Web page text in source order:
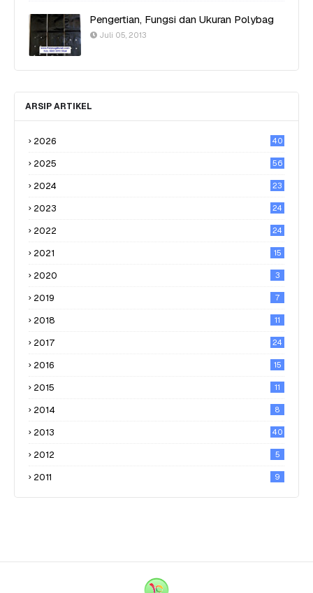
Pengertian, Fungsi dan Ukuran Polybag
Juli 05, 2013
ARSIP ARTIKEL
2026 40
2025 56
2024 23
2023 24
2022 24
2021 15
2020 3
2019 7
2018 11
2017 24
2016 15
2015 11
2014 8
2013 40
2012 5
2011 9